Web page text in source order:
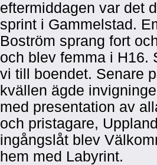
eftermiddagen var det
sprint i Gammelstad.
Boström sprang fort
och blev femma i H16.
vi till boendet. Senare
kvällen ägde
med presentation av
och pristagare,
ingångslåt blev
hem med Labyrint.